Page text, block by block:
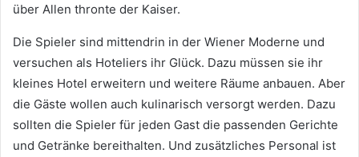
über Allen thronte der Kaiser.
Die Spie­ler sind mit­ten­drin in der Wie­ner Moderne und
ver­su­chen als Hote­liers ihr Glück. Dazu müs­sen sie ihr
klei­nes Hotel erwei­tern und wei­tere Räume anbauen. Aber
die Gäste wol­len auch kuli­na­risch ver­sorgt wer­den. Dazu
soll­ten die Spie­ler für jeden Gast die pas­sen­den Gerichte
und Getränke bereit­hal­ten. Und zusätz­li­ches Per­so­nal ist